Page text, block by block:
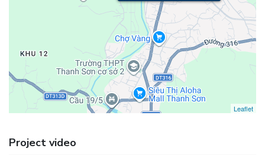
Leaflet
Project video